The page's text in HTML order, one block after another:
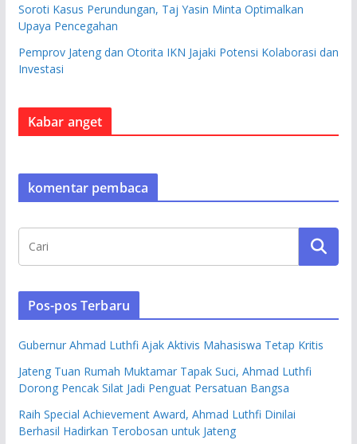
Soroti Kasus Perundungan, Taj Yasin Minta Optimalkan
Upaya Pencegahan
Pemprov Jateng dan Otorita IKN Jajaki Potensi Kolaborasi dan
Investasi
Kabar anget
komentar pembaca
Pos-pos Terbaru
Gubernur Ahmad Luthfi Ajak Aktivis Mahasiswa Tetap Kritis
Jateng Tuan Rumah Muktamar Tapak Suci, Ahmad Luthfi
Dorong Pencak Silat Jadi Penguat Persatuan Bangsa
Raih Special Achievement Award, Ahmad Luthfi Dinilai
Berhasil Hadirkan Terobosan untuk Jateng